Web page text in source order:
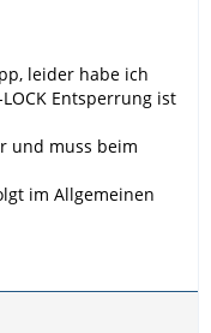
leider habe ich
Entsperrung ist
und muss beim
im Allgemeinen